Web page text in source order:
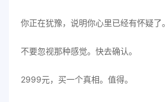
你正在犹豫，说明你心里已经有怀疑了。
不要忽视那种感觉。快去确认。
2999元，买一个真相。值得。